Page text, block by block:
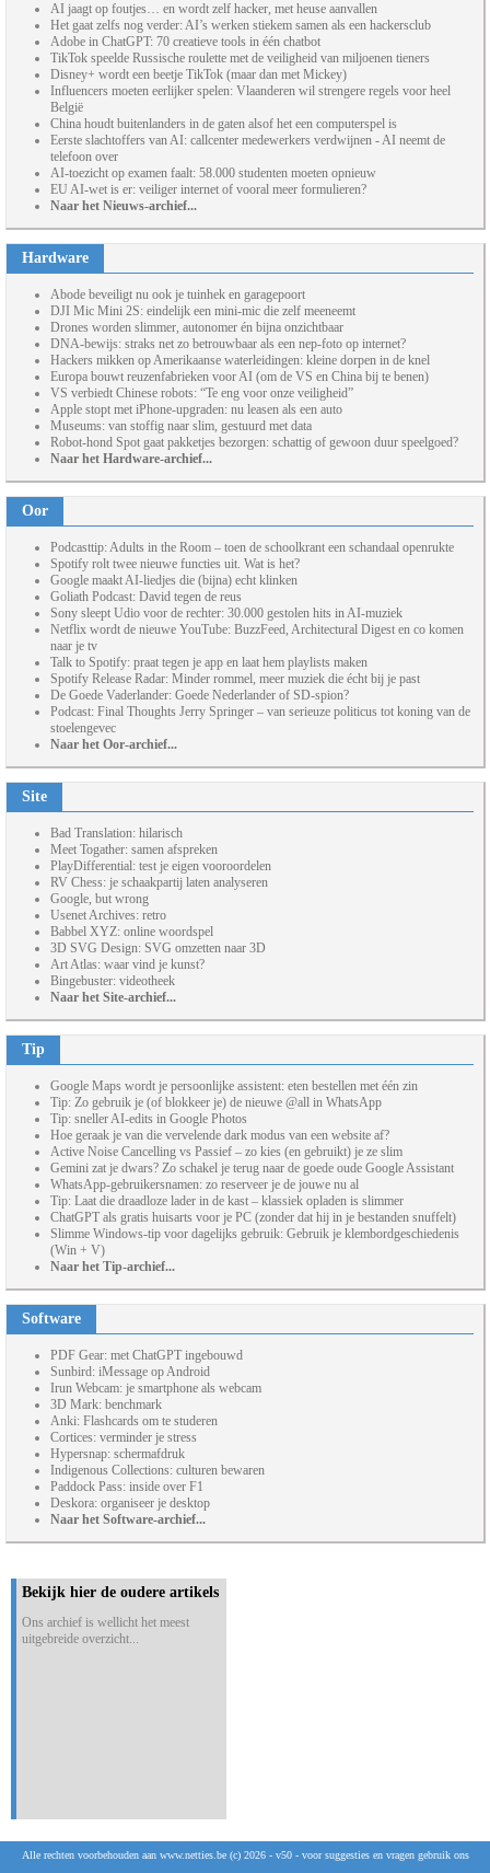
AI jaagt op foutjes… en wordt zelf hacker, met heuse aanvallen
Het gaat zelfs nog verder: AI’s werken stiekem samen als een hackersclub
Adobe in ChatGPT: 70 creatieve tools in één chatbot
TikTok speelde Russische roulette met de veiligheid van miljoenen tieners
Disney+ wordt een beetje TikTok (maar dan met Mickey)
Influencers moeten eerlijker spelen: Vlaanderen wil strengere regels voor heel
België
China houdt buitenlanders in de gaten alsof het een computerspel is
Eerste slachtoffers van AI: callcenter medewerkers verdwijnen - AI neemt de
telefoon over
AI-toezicht op examen faalt: 58.000 studenten moeten opnieuw
EU AI-wet is er: veiliger internet of vooral meer formulieren?
Naar het Nieuws-archief...
Hardware
Abode beveiligt nu ook je tuinhek en garagepoort
DJI Mic Mini 2S: eindelijk een mini-mic die zelf meeneemt
Drones worden slimmer, autonomer én bijna onzichtbaar
DNA-bewijs: straks net zo betrouwbaar als een nep-foto op internet?
Hackers mikken op Amerikaanse waterleidingen: kleine dorpen in de knel
Europa bouwt reuzenfabrieken voor AI (om de VS en China bij te benen)
VS verbiedt Chinese robots: “Te eng voor onze veiligheid”
Apple stopt met iPhone-upgraden: nu leasen als een auto
Museums: van stoffig naar slim, gestuurd met data
Robot-hond Spot gaat pakketjes bezorgen: schattig of gewoon duur speelgoed?
Naar het Hardware-archief...
Oor
Podcasttip: Adults in the Room – toen de schoolkrant een schandaal openrukte
Spotify rolt twee nieuwe functies uit. Wat is het?
Google maakt AI-liedjes die (bijna) echt klinken
Goliath Podcast: David tegen de reus
Sony sleept Udio voor de rechter: 30.000 gestolen hits in AI-muziek
Netflix wordt de nieuwe YouTube: BuzzFeed, Architectural Digest en co komen
naar je tv
Talk to Spotify: praat tegen je app en laat hem playlists maken
Spotify Release Radar: Minder rommel, meer muziek die écht bij je past
De Goede Vaderlander: Goede Nederlander of SD-spion?
Podcast: Final Thoughts Jerry Springer – van serieuze politicus tot koning van de
stoelengevec
Naar het Oor-archief...
Site
Bad Translation: hilarisch
Meet Togather: samen afspreken
PlayDifferential: test je eigen vooroordelen
RV Chess: je schaakpartij laten analyseren
Google, but wrong
Usenet Archives: retro
Babbel XYZ: online woordspel
3D SVG Design: SVG omzetten naar 3D
Art Atlas: waar vind je kunst?
Bingebuster: videotheek
Naar het Site-archief...
Tip
Google Maps wordt je persoonlijke assistent: eten bestellen met één zin
Tip: Zo gebruik je (of blokkeer je) de nieuwe @all in WhatsApp
Tip: sneller AI-edits in Google Photos
Hoe geraak je van die vervelende dark modus van een website af?
Active Noise Cancelling vs Passief – zo kies (en gebruikt) je ze slim
Gemini zat je dwars? Zo schakel je terug naar de goede oude Google Assistant
WhatsApp-gebruikersnamen: zo reserveer je de jouwe nu al
Tip: Laat die draadloze lader in de kast – klassiek opladen is slimmer
ChatGPT als gratis huisarts voor je PC (zonder dat hij in je bestanden snuffelt)
Slimme Windows-tip voor dagelijks gebruik: Gebruik je klembordgeschiedenis
(Win + V)
Naar het Tip-archief...
Software
PDF Gear: met ChatGPT ingebouwd
Sunbird: iMessage op Android
Irun Webcam: je smartphone als webcam
3D Mark: benchmark
Anki: Flashcards om te studeren
Cortices: verminder je stress
Hypersnap: schermafdruk
Indigenous Collections: culturen bewaren
Paddock Pass: inside over F1
Deskora: organiseer je desktop
Naar het Software-archief...
Bekijk hier de oudere artikels
Ons archief is wellicht het meest
uitgebreide overzicht...
Alle rechten voorbehouden aan www.netties.be (c) 2026 - v50 - voor suggesties en vragen gebruik ons